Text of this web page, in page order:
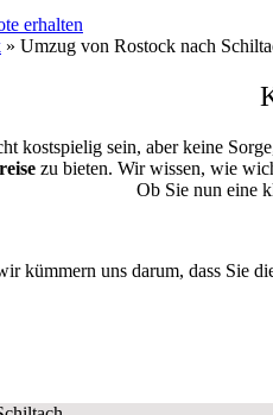
erhalten
» Umzug von Rostock nach
kostspielig sein, aber keine
zu bieten. Wir wissen, wie
Ob Sie nun eine
kümmern uns darum, dass Sie